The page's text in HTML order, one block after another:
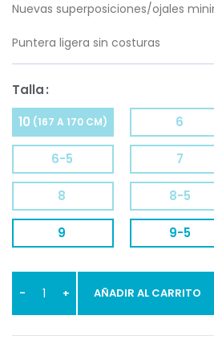
Nuevas superposiciones/ojales
Puntera ligera sin costuras
Talla
10 (167 A 170 CM) 6
6-5 7
8 8-5
9 9-5
AÑADIR AL CARRITO